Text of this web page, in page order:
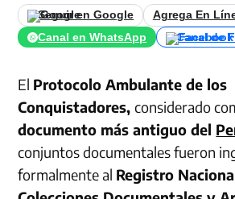
Seguir en Google
Agrega En
Canal en WhatsApp
Canal de
El Protocolo Ambulante de los
Conquistadores,considerado
documento más antiguo del
conjuntos documentales fueron
formalmente al Registro